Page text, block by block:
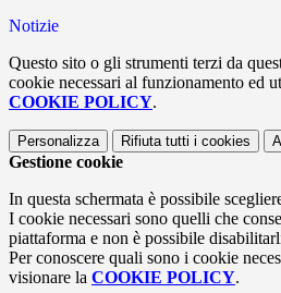
Notizie
Questo sito o gli strumenti terzi da
cookie necessari al funzionamento ed
COOKIE POLICY.
Personalizza Rifiuta tutti i cookies
Gestione cookie
In questa schermata è possibile
I cookie necessari sono quelli che
piattaforma e non è possibile
Per conoscere quali sono i cookie
visionare la COOKIE POLICY.